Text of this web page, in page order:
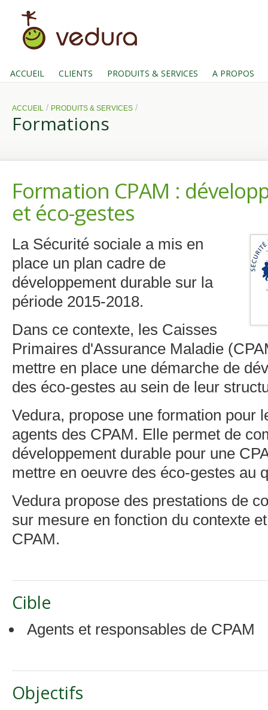
ACCUEIL CLIENTS PRODUITS & SERVICES A PROPOS
ACCUEIL / PRODUITS & SERVICES /
Formations
Formation CPAM :
et éco-gestes
La Sécurité sociale a mis en
place un plan cadre de
développement durable sur la
période 2015-2018.
Dans ce contexte, les Caisses
Primaires d'Assurance Maladie
mettre en place une démarche de
des éco-gestes au sein de leur
Vedura, propose une formation pour
agents des CPAM. Elle permet de
développement durable pour une
mettre en oeuvre des éco-gestes au
Vedura propose des prestations de
sur mesure en fonction du contexte
CPAM.
Cible
Agents et responsables de CPAM
Objectifs